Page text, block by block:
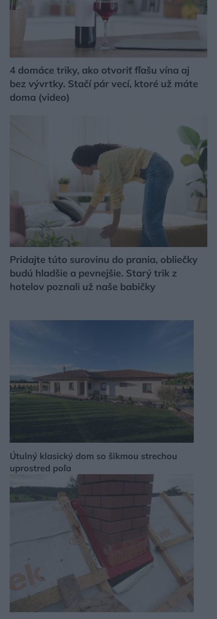
4 domáce triky, ako otvoriť fľašu vína aj
bez vývrtky. Stačí pár vecí, ktoré už máte
doma (video)
Pridajte túto surovinu do prania, obliečky
budú hladšie a pevnejšie. Starý trik z
hotelov poznali už naše babičky
Útulný klasický dom so šikmou strechou
uprostred poľa